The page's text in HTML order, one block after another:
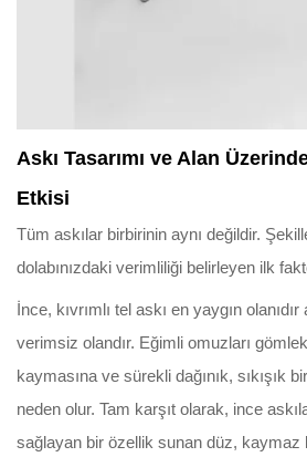
Askı Tasarımı ve Alan
Etkisi
Tüm askılar birbirinin aynı değildir.
dolabınızdaki verimliliği belirleyen ilk
İnce, kıvrımlı tel askı en yaygın
verimsiz olandır. Eğimli omuzları
kaymasına ve sürekli dağınık, sıkışık
neden olur. Tam karşıt olarak, ince
sağlayan bir özellik sunan düz, kaymaz